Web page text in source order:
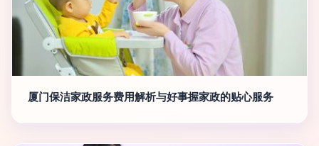
厦门保洁家政服务费用解析与好事握家政的贴心服务